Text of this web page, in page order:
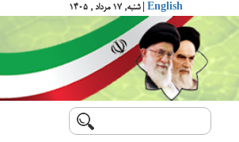
English | شنبه, ۱۷ مرداد , ۱۴۰۵